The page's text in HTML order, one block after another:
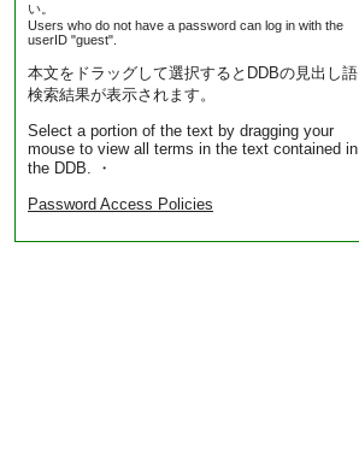
い。
Users who do not have a password can log in with the
userID "guest".
本文をドラッグして選択するとDDBの見出し語
検索結果が表示されます。
Select a portion of the text by dragging your
mouse to view all terms in the text contained in
the DDB. ・
Password Access Policies